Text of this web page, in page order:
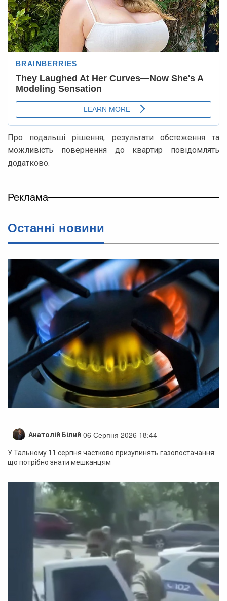
Про подальші рішення, результати обстеження та
можливість повернення до квартир повідомлять
додатково.
Реклама
Останні новини
Анатолій Білий 06 Серпня 2026 18:44
У Тальному 11 серпня частково призупинять газопостачання:
що потрібно знати мешканцям